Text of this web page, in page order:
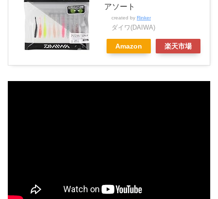
アソート
created by Rinker
ダイワ(DAIWA)
Amazon 楽天市場